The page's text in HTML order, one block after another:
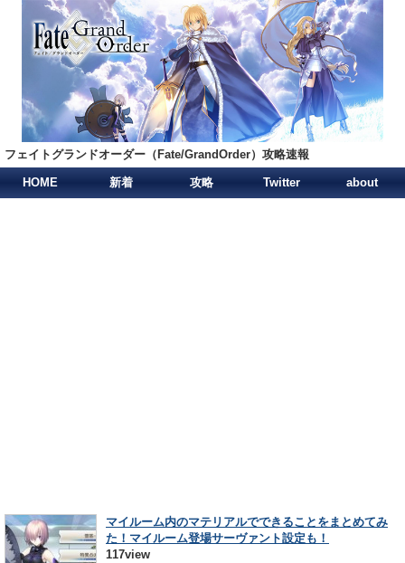
フェイトグランドオーダー（Fate/GrandOrder）攻略速報
HOME 新着 攻略 Twitter about
マイルーム内のマテリアルでできることをまとめてみ
た！マイルーム登場サーヴァント設定も！
117view